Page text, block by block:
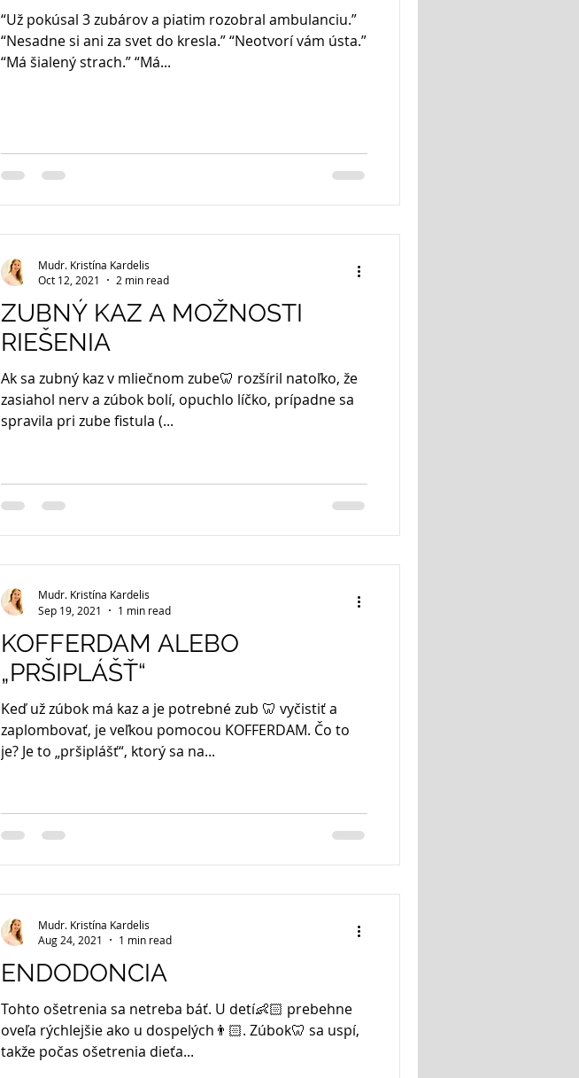
“Už pokúsal 3 zubárov a piatim rozobral ambulanciu.”
“Nesadne si ani za svet do kresla.” “Neotvorí vám ústa.”
“Má šialený strach.” “Má...
ZUBNÝ KAZ A MOŽNOSTI
RIEŠENIA
Ak sa zubný kaz v mliečnom zube🦷 rozšíril natoľko, že
zasiahol nerv a zúbok bolí, opuchlo líčko, prípadne sa
spravila pri zube fistula (...
Mudr. Kristína Kardelis
Oct 12, 2021
2 min read
KOFFERDAM ALEBO
„PRŠIPLÁŠŤ“
Keď už zúbok má kaz a je potrebné zub 🦷 vyčistiť a
zaplombovať, je veľkou pomocou KOFFERDAM. Čo to
je? Je to „pršiplášť“, ktorý sa na...
Mudr. Kristína Kardelis
Sep 19, 2021
1 min read
ENDODONCIA
Tohto ošetrenia sa netreba báť. U detí👶🏻 prebehne
oveľa rýchlejšie ako u dospelých👨🏻. Zúbok🦷 sa uspí,
takže počas ošetrenia dieťa...
Mudr. Kristína Kardelis
Aug 24, 2021
1 min read